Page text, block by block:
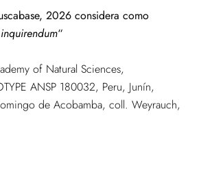
2026 considera como
“
of Natural Sciences,
ANSP 180032, Peru, Junín,
de Acobamba, coll. Weyrauch,